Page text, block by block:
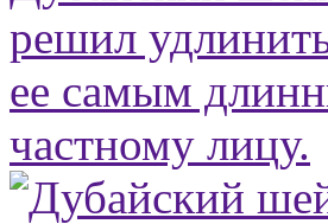
решил
ее самым
частному лицу.